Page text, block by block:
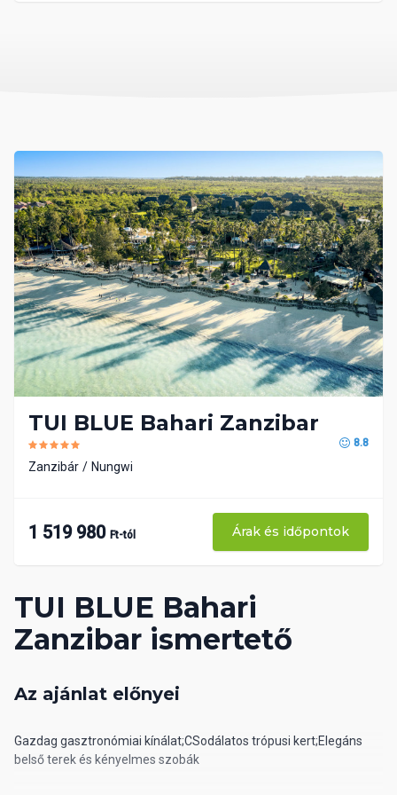
TUI BLUE Bahari
Zanzibar ismertető
Az ajánlat előnyei
Gazdag gasztronómiai kínálat;CSodálatos trópusi kert;Elegáns
belső terek és kényelmes szobák
TUI BLUE Bahari Zanzibar
8.8
Zanzibár Nungwi
1 519 980 Ft-tól Árak és időpontok